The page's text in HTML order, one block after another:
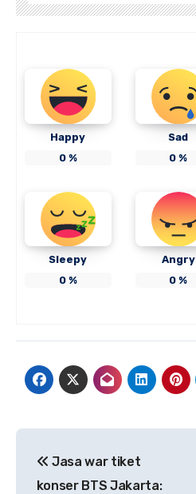
Happy
0%
Sad
0 %
Sleepy
0%
Angry
0 %
pos
Jasa war tiket
konser BTS Jakarta: